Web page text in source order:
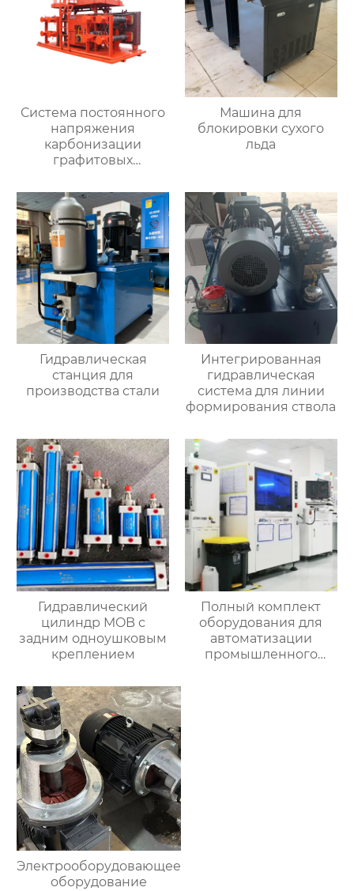
Система постоянного
напряжения
карбонизации
графитовых
Машина для
блокировки сухого
льда
Гидравлическая
станция для
производства стали
Интегрированная
гидравлическая
система для линии
формирования ствола
Гидравлический
цилиндр MOB с
задним одноушковым
креплением
Полный комплект
оборудования для
автоматизации
промышленного
Электрооборудовающее
оборудование